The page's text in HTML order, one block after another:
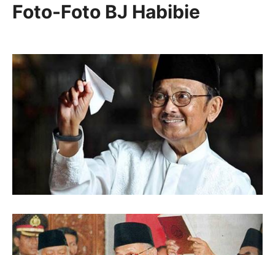
Foto-Foto BJ Habibie